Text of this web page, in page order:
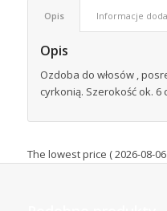
Opis Informacje
Opis
Ozdoba do włosów ,
cyrkonią. Szerokość ok. 6
The lowest price (2026-08-06